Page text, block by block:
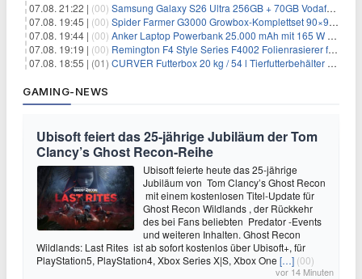
07.08. 21:22 | (00) Samsung Galaxy S26 Ultra 256GB + 70GB Vodafone-Netz für 34,99€/Monat (effektiv 4,74€/Monat)
07.08. 19:45 | (00) Spider Farmer G3000 Growbox-Komplettset 90×90×180 cm für 379,99€
07.08. 19:44 | (00) Anker Laptop Powerbank 25.000 mAh mit 165 W refurbished für 58,39€
07.08. 19:19 | (00) Remington F4 Style Series F4002 Folienrasierer für 18,99€
07.08. 18:55 | (01) CURVER Futterbox 20 kg / 54 l Tierfutterbehälter mit Rollen für 19,99€
GAMING-NEWS
Ubisoft feiert das 25-jährige Jubiläum der Tom
Clancy’s Ghost Recon-Reihe
Ubisoft feierte heute das 25-jährige
Jubiläum von Tom Clancy’s Ghost Recon
mit einem kostenlosen Titel-Update für
Ghost Recon Wildlands , der Rückkehr
des bei Fans beliebten Predator -Events
und weiteren Inhalten. Ghost Recon
Wildlands: Last Rites ist ab sofort kostenlos über Ubisoft+, für
PlayStation5, PlayStation4, Xbox Series X|S, Xbox One […] (00)
vor 14 Minuten